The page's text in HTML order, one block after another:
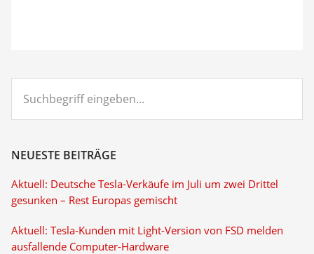
eingeben...
NEUESTE BEITRÄGE
Aktuell: Deutsche Tesla-Verkäufe im Juli um zwei Drittel
gesunken – Rest Europas gemischt
Aktuell: Tesla-Kunden mit Light-Version von FSD melden
ausfallende Computer-Hardware